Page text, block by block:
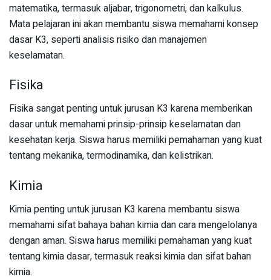
matematika, termasuk aljabar, trigonometri, dan kalkulus.
Mata pelajaran ini akan membantu siswa memahami konsep
dasar K3, seperti analisis risiko dan manajemen
keselamatan.
Fisika
Fisika sangat penting untuk jurusan K3 karena memberikan
dasar untuk memahami prinsip-prinsip keselamatan dan
kesehatan kerja. Siswa harus memiliki pemahaman yang kuat
tentang mekanika, termodinamika, dan kelistrikan.
Kimia
Kimia penting untuk jurusan K3 karena membantu siswa
memahami sifat bahaya bahan kimia dan cara mengelolanya
dengan aman. Siswa harus memiliki pemahaman yang kuat
tentang kimia dasar, termasuk reaksi kimia dan sifat bahan
kimia.